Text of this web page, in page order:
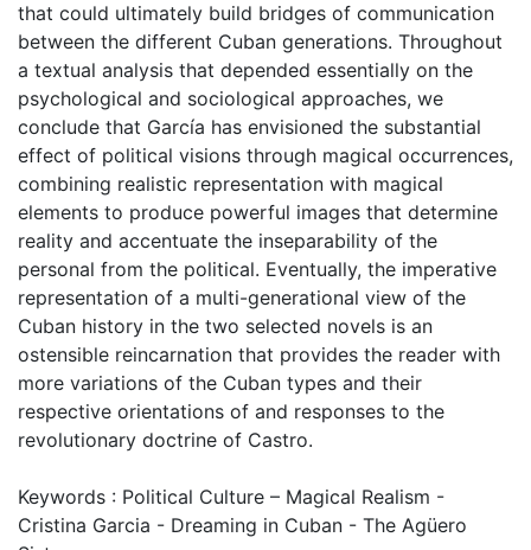
that could ultimately build bridges of communication
between the different Cuban generations. Throughout
a textual analysis that depended essentially on the
psychological and sociological approaches, we
conclude that García has envisioned the substantial
effect of political visions through magical occurrences,
combining realistic representation with magical
elements to produce powerful images that determine
reality and accentuate the inseparability of the
personal from the political. Eventually, the imperative
representation of a multi-generational view of the
Cuban history in the two selected novels is an
ostensible reincarnation that provides the reader with
more variations of the Cuban types and their
respective orientations of and responses to the
revolutionary doctrine of Castro.
Keywords : Political Culture – Magical Realism -
Cristina Garcia - Dreaming in Cuban - The Agüero